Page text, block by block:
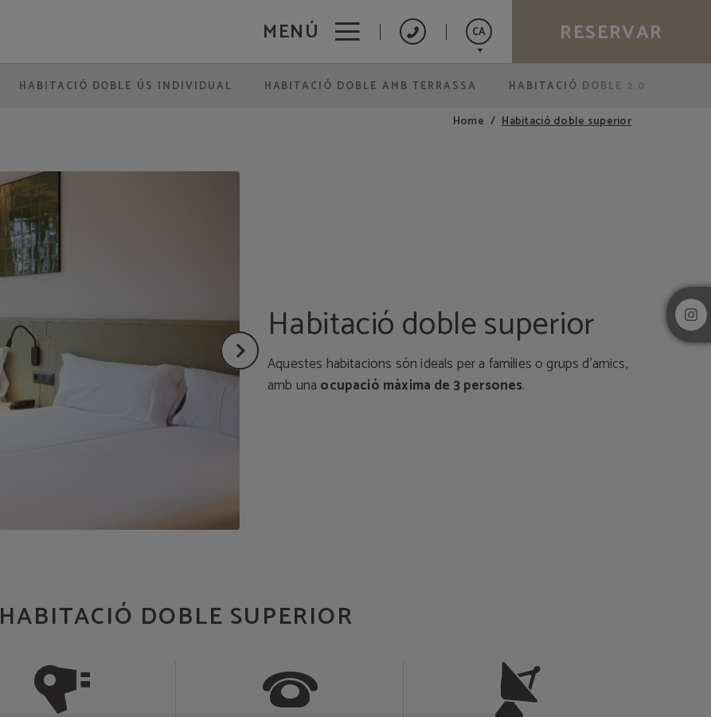
MENÚ CA
Español
English
RESERVAR
HABITACIÓ DOBLE ÚS INDIVIDUAL HABITACIÓ DOBLE AMB TERRASSA HABITACIÓ DOBLE 2.0
Home Habitació doble superior
Habitació doble superior
Aquestes habitacions són ideals per a famílies o grups d’amics,
amb una ocupació màxima de 3 persones.
HABITACIÓ DOBLE SUPERIOR